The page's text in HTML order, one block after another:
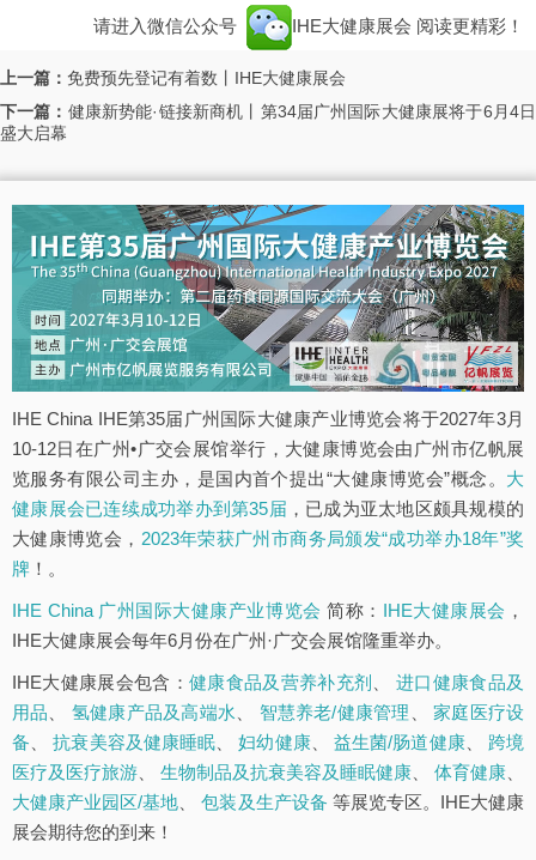
请进入微信公众号 IHE大健康展会 阅读更精彩！
上一篇： 免费预先登记有着数丨IHE大健康展会
下一篇： 健康新势能·链接新商机丨第34届广州国际大健康展将于6月4日
盛大启幕
IHE China IHE第35届广州国际大健康产业博览会将于2027年3月
10-12日在广州•广交会展馆举行，大健康博览会由广州市亿帆展
览服务有限公司主办，是国内首个提出“大健康博览会”概念。 大
健康展会已连续成功举办到第35届 ，已成为亚太地区颇具规模的
大健康博览会， 2023年荣获广州市商务局颁发“成功举办18年”奖
牌 ！。
IHE China 广州国际大健康产业博览会 简称： IHE大健康展会 ，
IHE大健康展会每年6月份在广州·广交会展馆隆重举办。
IHE大健康展会包含： 健康食品及营养补充剂 、进口健康食品及
用品
氢健康产品及高端水 智慧养老/健康管理 、家庭医疗设
备 、抗衰美容及健康睡眠 、妇幼健康、 益生菌/肠道健康、 跨境
医疗及医疗旅游
生物制品及抗衰美容及睡眠健康 体育健康
大健康产业园区/基地 、包装及生产设备 等展览专区。IHE大健康
展会期待您的到来！